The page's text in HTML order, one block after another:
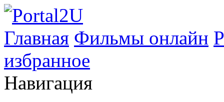
Главная Фильмы онлайн
избранное
Навигация